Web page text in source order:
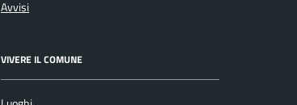
Avvisi
VIVERE IL COMUNE